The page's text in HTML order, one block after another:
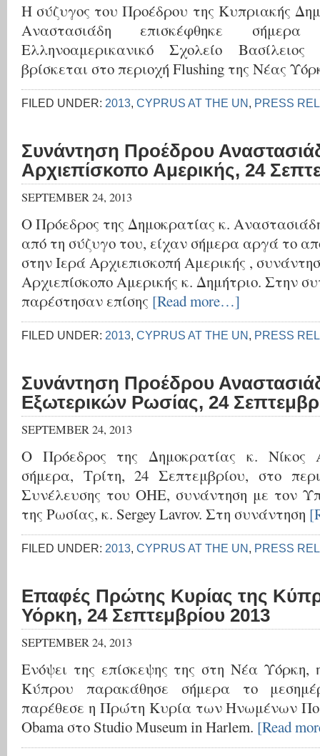
Η σύζυγος του Προέδρου της Κυπριακής
Αναστασιάδη επισκέφθηκε
Ελληνοαμερικανικό Σχολείο
βρίσκεται στο περιοχή Flushing της Νέας
FILED UNDER: 2013, CYPRUS AT THE UN, PRESS
Συνάντηση Προέδρου
Αρχιεπίσκοπο Αμερικής, 24
SEPTEMBER 24, 2013
Ο Πρόεδρος της Δημοκρατίας κ.
από τη σύζυγο του, είχαν σήμερα αργά το
στην Ιερά Αρχιεπισκοπή Αμερικής ,
Αρχιεπίσκοπο Αμερικής κ. Δημήτριο. Στην
παρέστησαν επίσης [Read more…]
FILED UNDER: 2013, CYPRUS AT THE UN, PRESS
Συνάντηση Προέδρου
Εξωτερικών Ρωσίας, 24
SEPTEMBER 24, 2013
Ο Πρόεδρος της Δημοκρατίας κ. Νίκος
σήμερα, Τρίτη, 24 Σεπτεμβρίου, στο
Συνέλευσης του ΟΗΕ, συνάντηση με τον
της Ρωσίας, κ. Sergey Lavrov. Στη συνάντηση
FILED UNDER: 2013, CYPRUS AT THE UN, PRESS
Επαφές Πρώτης Κυρίας της
Υόρκη, 24 Σεπτεμβρίου 2013
SEPTEMBER 24, 2013
Ενόψει της επίσκεψης της στη Νέα
Κύπρου παρακάθησε σήμερα το
παρέθεσε η Πρώτη Κυρία των Ηνωμένων
Obama στο Studio Museum in Harlem. [Read